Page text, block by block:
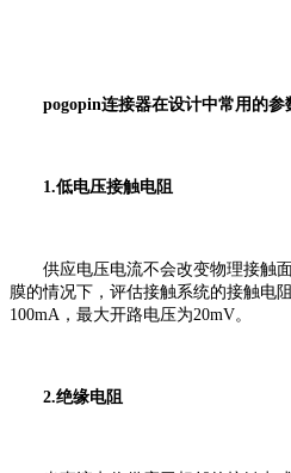
pogopin连接器在设计中常用的参
1.低电压接触电阻
供应电压电流不会改变物理接触面
膜的情况下，评估接触系统的接触电
100mA，最大开路电压为20mV。
2.绝缘电阻